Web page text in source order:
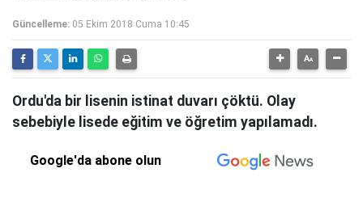
Güncelleme: 05 Ekim 2018 Cuma 10:45
Ordu'da bir lisenin istinat duvarı çöktü. Olay
sebebiyle lisede eğitim ve öğretim yapılamadı.
Google'da abone olun